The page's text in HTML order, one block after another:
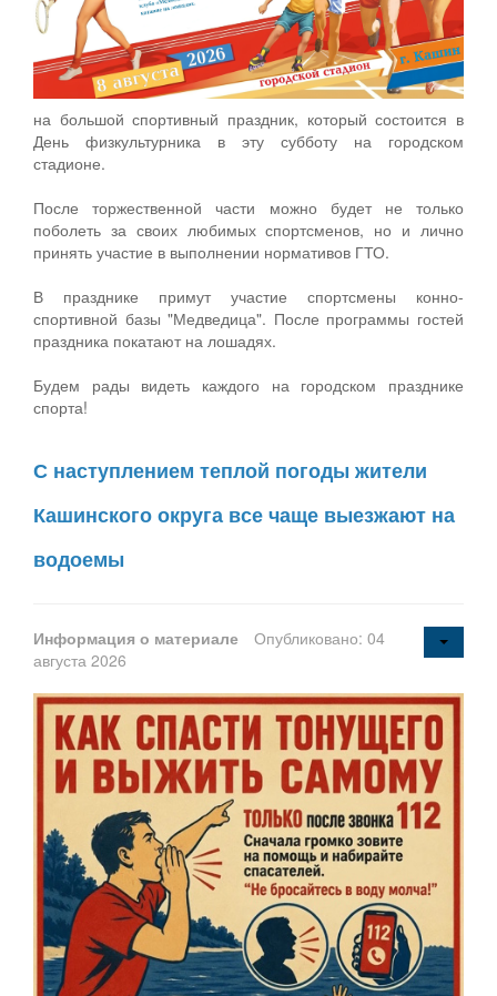
на большой спортивный праздник, который состоится в
День физкультурника в эту субботу на городском
стадионе.
После торжественной части можно будет не только
поболеть за своих любимых спортсменов, но и лично
принять участие в выполнении нормативов ГТО.
В празднике примут участие спортсмены конно-
спортивной базы "Медведица". После программы гостей
праздника покатают на лошадях.
Будем рады видеть каждого на городском празднике
спорта!
С наступлением теплой погоды жители
Кашинского округа все чаще выезжают на
водоемы
Информация о материале
Опубликовано: 04
августа 2026